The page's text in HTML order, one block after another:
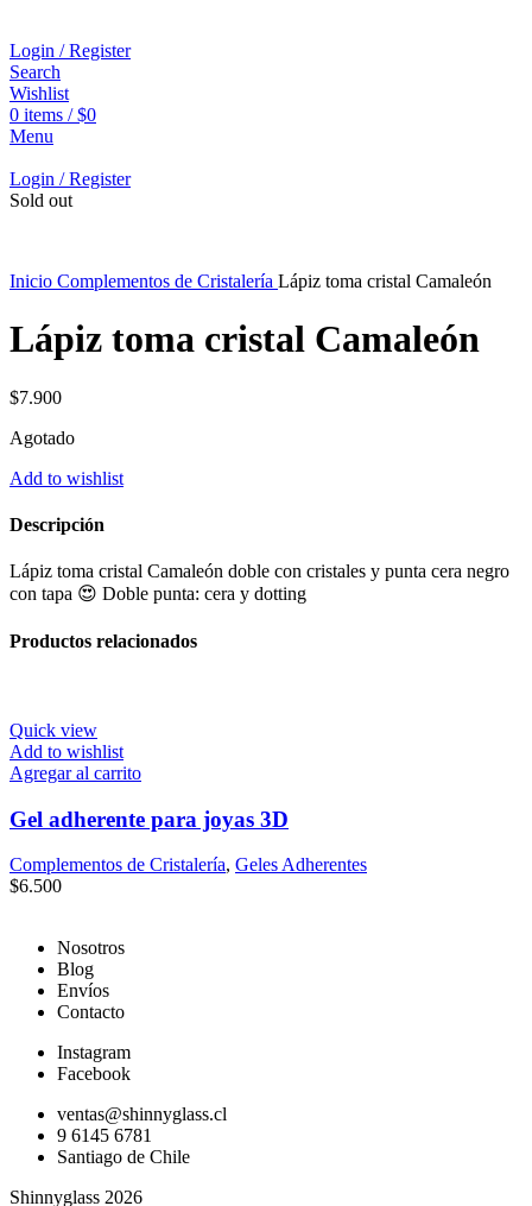
Login / Register
Search
Wishlist
0 items / $0
Menu
Login / Register
Sold out
Inicio Complementos de Cristalería Lápiz toma cristal Camaleón
Lápiz toma cristal Camaleón
$7.900
Agotado
Add to wishlist
Descripción
Lápiz toma cristal Camaleón doble con cristales y punta cera negro
con tapa 😍 Doble punta: cera y dotting
Productos relacionados
Quick view
Add to wishlist
Agregar al carrito
Gel adherente para joyas 3D
Complementos de Cristalería, Geles Adherentes
$6.500
Nosotros
Blog
Envíos
Contacto
Instagram
Facebook
ventas@shinnyglass.cl
9 6145 6781
Santiago de Chile
Shinnyglass 2026